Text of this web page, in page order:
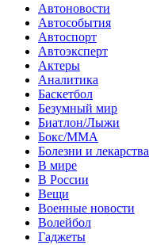
Автоновости
Автособытия
Автоспорт
Автоэксперт
Актеры
Аналитика
Баскетбол
Безумный мир
Биатлон/Лыжи
Бокс/MMA
Болезни и лекарства
В мире
В России
Вещи
Военные новости
Волейбол
Гаджеты